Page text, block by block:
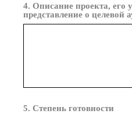
4. Описание проекта, его
представление о целевой
5. Степень готовности